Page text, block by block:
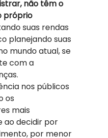
não têm o
próprio
suas rendas
planejando suas
mundo atual, se
com a
nos públicos
os
mais
ao decidir por
por menor